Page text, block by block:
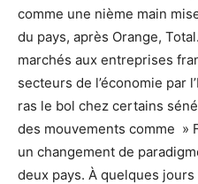
comme une nième main
du pays, après Orange,
marchés aux entreprises
secteurs de l’économie par
ras le bol chez certains
des mouvements comme »
un changement de
deux pays. À quelques